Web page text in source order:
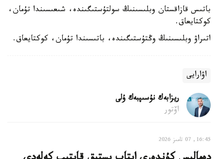
باتىس قازاقستان وبلىسىنىڭ سولتۇستىگىندە، شىعىسىندا تۇمان،
كوكتايعاق.
اتىراۋ وبلىسىنىڭ وڭتۇستىگىندە، باتىسىندا تۇمان، كوكتايعاق.
اۋارايى
ريزابەك نۇسىپبەك ۇلى
اۆتور
16:45, 07 تامىز 2026